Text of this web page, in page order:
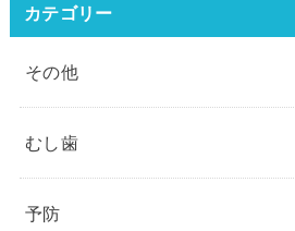
カテゴリー
その他
むし歯
予防